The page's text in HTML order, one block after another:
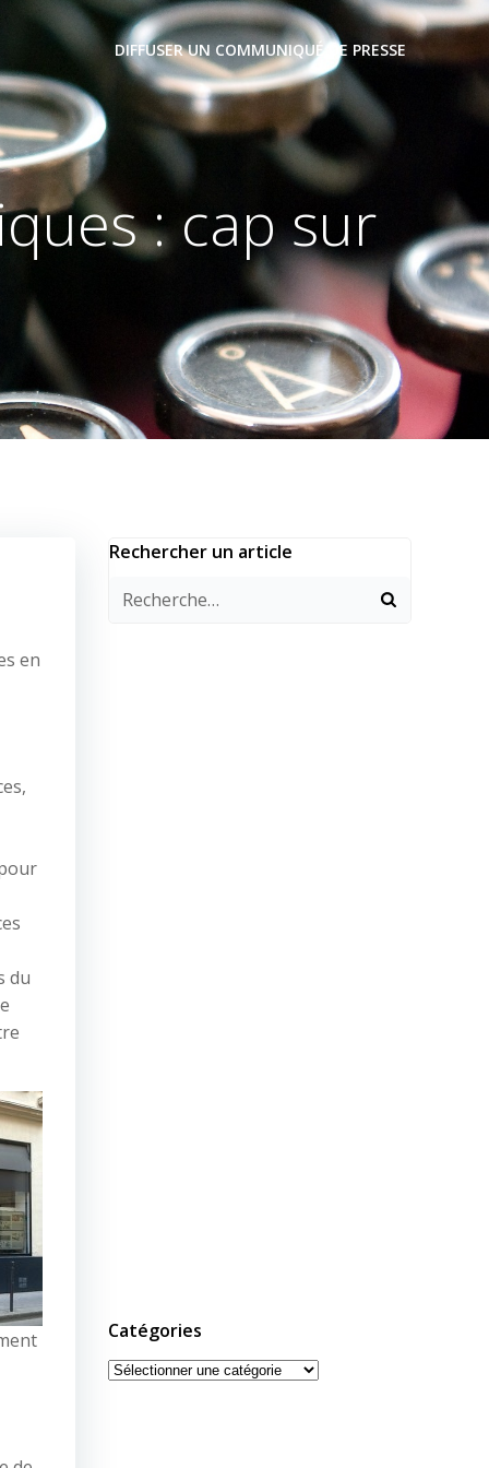
DIFFUSER UN COMMUNIQUÉ DE PRESSE
: cap sur
en
du
Rechercher un article
Catégories
Catégories